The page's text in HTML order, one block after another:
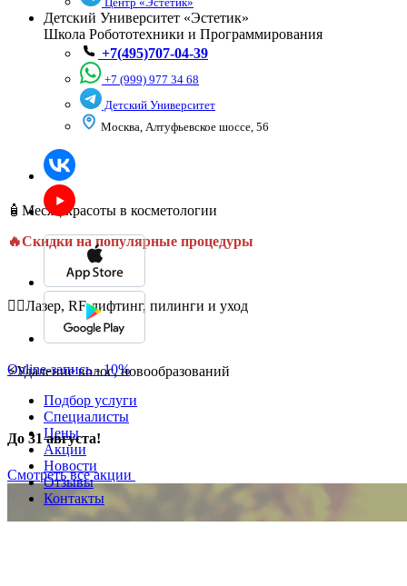
🧴Месяц красоты в косметологии
🔥Скидки на популярные процедуры
💆‍♀️Лазер, RF-лифтинг, пилинги и уход
⚡Удаление волос, новообразований
До 31 августа!
Смотреть все акции
Детский Университет «Эстетик»
Школа Робототехники и Программирования
+7(495)707-04-39
+7 (999) 977 34 68
Детский Университет
Москва, Алтуфьевское шоссе, 56
Online-запись - 10%
Подбор услуги
Специалисты
Цены
Акции
Новости
Отзывы
Контакты